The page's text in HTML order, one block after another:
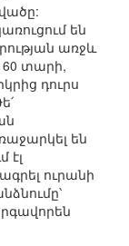
են
առջև
տարի,
դուրս
են
էլ
ուրանի